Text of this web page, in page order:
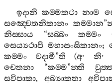
ඉදානි කම‍්මකථා නාම
සඤ‍්චෙතනිකානං කම‍්මාන”
නිස‍්සාය “සබ‍්බං කම‍්මං
සෙය්‍යථාපි මහාසංඝිකානං;
කම‍්මං
වදාමී”ති (අ· නි·
චෙතනා “කම‍්ම”න‍්ති
සවිපාකා, අබ්‍යාකතා